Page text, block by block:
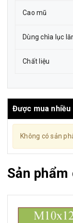
Cao mũ
Dùng chìa lục
Chất liệu
Được mua nhiều
Không có sản
Sản